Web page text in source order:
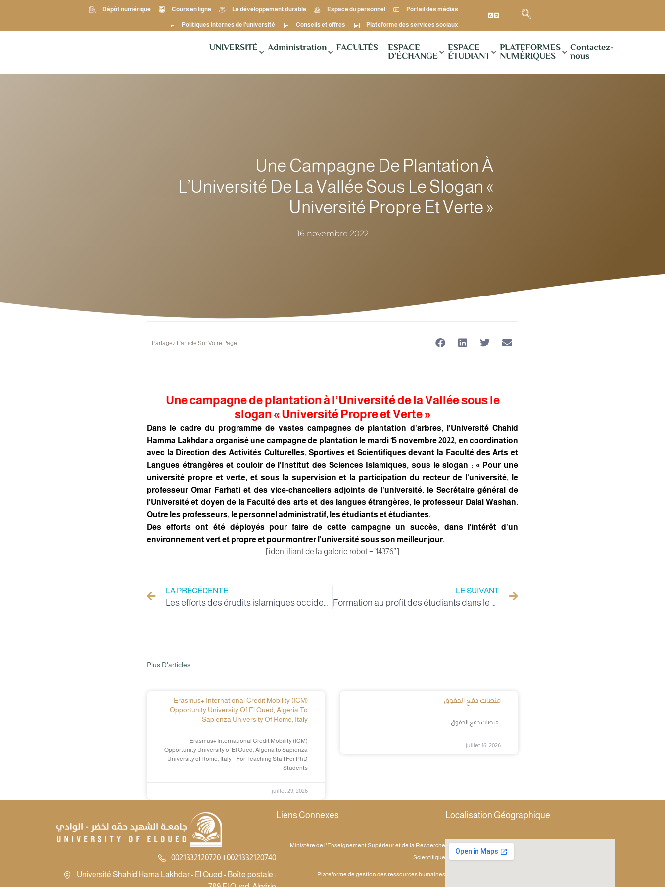
Dépôt numérique Cours en ligne Le développement durable Espace du personnel Portail des médias
Politiques internes de l'université Conseils et offres Plateforme des services sociaux
UNIVERSITÉ Administration FACULTÉS ESPACE
D’ÉCHANGE
ESPACE
ÉTUDIANT
PLATEFORMES
NUMÉRIQUES
Contactez-
nous
Une Campagne De Plantation À
L’Université De La Vallée Sous Le Slogan «
Université Propre Et Verte »
16 novembre 2022
Partagez L'article Sur Votre Page
Une campagne de plantation à l’Université de la Vallée sous le
slogan « Université Propre et Verte »
Dans le cadre du programme de vastes campagnes de plantation d'arbres, l'Université Chahid
Hamma Lakhdar a organisé une campagne de plantation le mardi 15 novembre 2022, en coordination
avec la Direction des Activités Culturelles, Sportives et Scientifiques devant la Faculté des Arts et
Langues étrangères et couloir de l'Institut des Sciences Islamiques, sous le slogan : « Pour une
université propre et verte, et sous la supervision et la participation du recteur de l'université, le
professeur Omar Farhati et des vice-chanceliers adjoints de l'université, le Secrétaire général de
l'Université et doyen de la Faculté des arts et des langues étrangères, le professeur Dalal Washan.
Outre les professeurs, le personnel administratif, les étudiants et étudiantes.
Des efforts ont été déployés pour faire de cette campagne un succès, dans l'intérêt d'un
environnement vert et propre et pour montrer l'université sous son meilleur jour.
[identifiant de la galerie robot =”14376″]
LA PRÉCÉDENTE
Les efforts des érudits islamiques occidentaux pour appliquer le texte coranique à la réalité lors d’un forum international à l’Université de la Vallée
LE SUIVANT
Formation au profit des étudiants dans le domaine de l'entrepreneuriat
Plus D'articles
Erasmus+ International Credit Mobility (ICM)
Opportunity University Of El Oued, Algeria To
Sapienza University Of Rome, Italy
Erasmus+ International Credit Mobility (ICM)
Opportunity University of El Oued, Algeria to Sapienza
University of Rome, Italy For Teaching Staff For PhD
Students
juillet 29, 2026
منصات دفع الحقوق
juillet 16, 2026
0021332120720 || 0021332120740
Université Shahid Hama Lakhdar - El Oued - Boîte postale :
Liens Connexes
Ministère de l'Enseignement Supérieur et de la Recherche
Scientifique
Plateforme de gestion des ressources humaines
Localisation Géographique